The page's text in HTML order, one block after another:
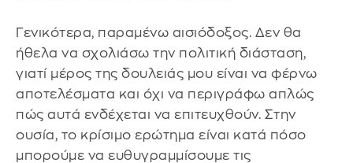
Γενικότερα, παραμένω αισιόδοξος. Δεν θα
ήθελα να σχολιάσω την πολιτική διάσταση,
γιατί μέρος της δουλειάς μου είναι να φέρνω
αποτελέσματα και όχι να περιγράφω απλώς
πώς αυτά ενδέχεται να επιτευχθούν. Στην
ουσία, το κρίσιμο ερώτημα είναι κατά πόσο
μπορούμε να ευθυγραμμίσουμε τις